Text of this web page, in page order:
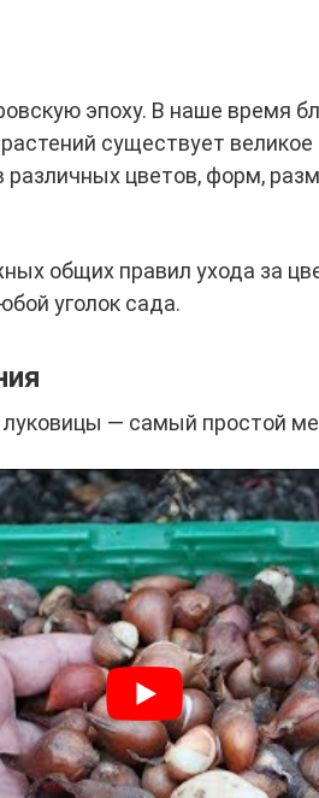
эпоху. В наше время
существует
цветов, форм,
общих правил ухода за
уголок сада.
— самый простой